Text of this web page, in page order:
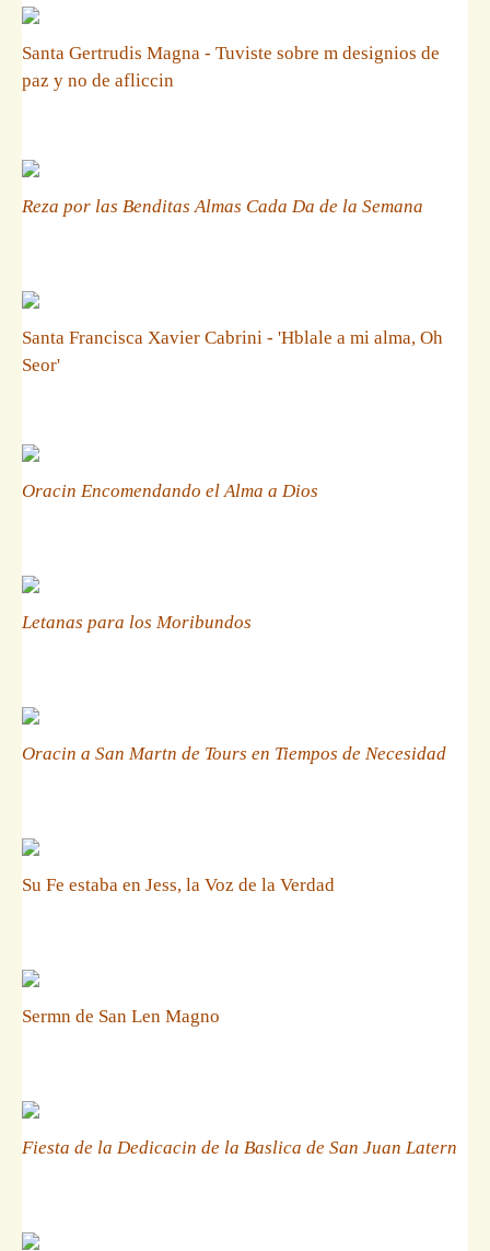
Santa Gertrudis Magna - Tuviste sobre m designios de
paz y no de afliccin
Reza por las Benditas Almas Cada Da de la Semana
Santa Francisca Xavier Cabrini - 'Hblale a mi alma, Oh
Seor'
Oracin Encomendando el Alma a Dios
Letanas para los Moribundos
Oracin a San Martn de Tours en Tiempos de Necesidad
Su Fe estaba en Jess, la Voz de la Verdad
Sermn de San Len Magno
Fiesta de la Dedicacin de la Baslica de San Juan Latern